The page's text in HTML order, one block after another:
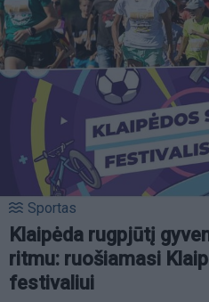
Sportas
Klaipėda rugpjūtį
ritmu: ruošiamasi
festivaliui